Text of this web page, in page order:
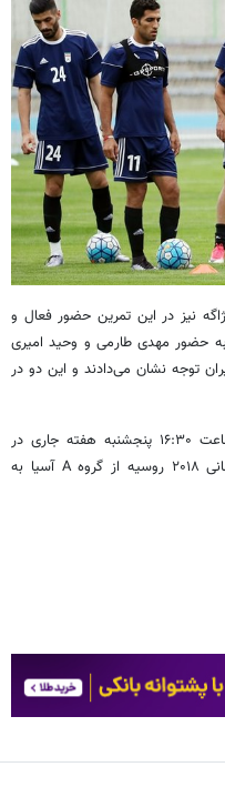
نیز در این تمرین حضور فعال و
حضور مهدی طارمی و وحید امیری
توجه نشان می‌دادند و این دو در
تیم‌های ملی فوتبال کره‌جنوبی و ایران از ساعت ۱۶:۳۰ پنجشنبه هفته جاری در
بازی هفته نهم مرحله نهایی انتخابی جام‌جهانی ۲۰۱۸ روسیه از گروه A آسیا به